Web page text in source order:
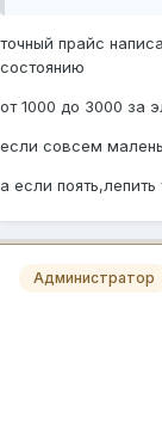
точный прайс
состоянию
от 1000 до 3000 за
если совсем
а если
Администратор